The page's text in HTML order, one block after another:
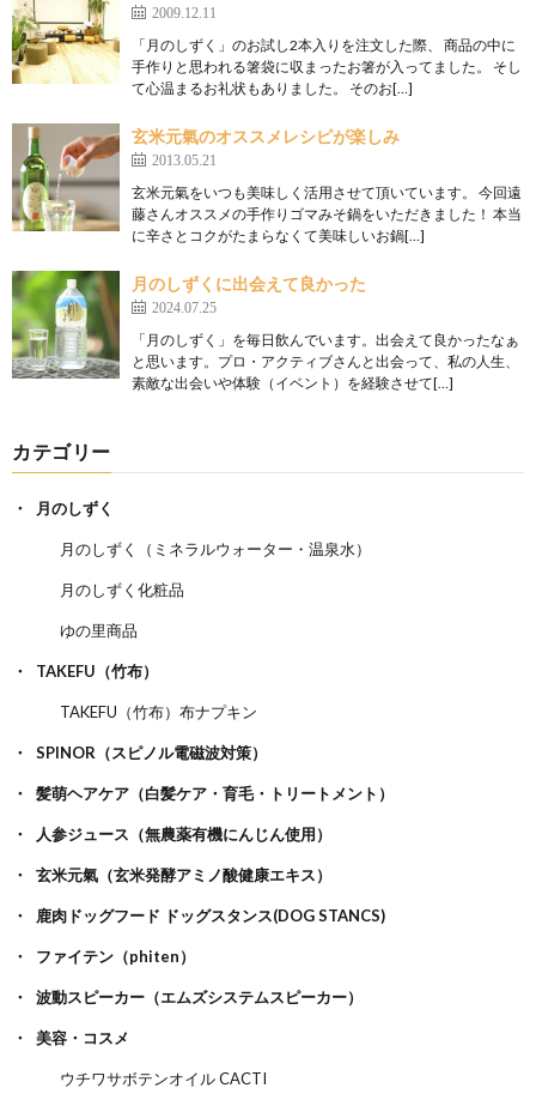
2009.12.11
「月のしずく」のお試し2本入りを注文した際、 商品の中に
手作りと思われる箸袋に収まったお箸が入ってました。 そし
て心温まるお礼状もありました。 そのお[…]
玄米元氣のオススメレシピが楽しみ
2013.05.21
玄米元氣をいつも美味しく活用させて頂いています。 今回遠
藤さんオススメの手作りゴマみそ鍋をいただきました！ 本当
に辛さとコクがたまらなくて美味しいお鍋[…]
月のしずくに出会えて良かった
2024.07.25
「月のしずく」を毎日飲んでいます。出会えて良かったなぁ
と思います。プロ・アクティブさんと出会って、私の人生、
素敵な出会いや体験（イベント）を経験させて[…]
カテゴリー
月のしずく
月のしずく（ミネラルウォーター・温泉水）
月のしずく化粧品
ゆの里商品
TAKEFU（竹布）
TAKEFU（竹布）布ナプキン
SPINOR（スピノル電磁波対策）
髪萌ヘアケア（白髪ケア・育毛・トリートメント）
人参ジュース（無農薬有機にんじん使用）
玄米元氣（玄米発酵アミノ酸健康エキス）
鹿肉ドッグフード ドッグスタンス(DOG STANCS)
ファイテン（phiten）
波動スピーカー（エムズシステムスピーカー）
美容・コスメ
ウチワサボテンオイル CACTI